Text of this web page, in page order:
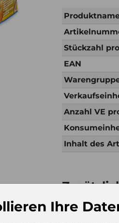
Stückzahl
EAN
Anzahl VE
Inhalt des
Ihre